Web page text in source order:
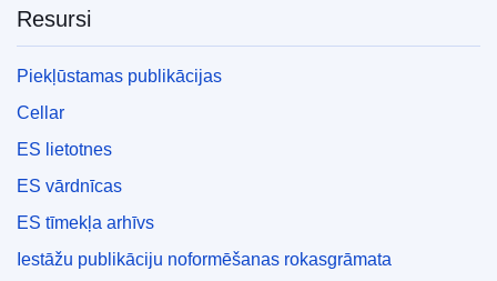
Resursi
Piekļūstamas publikācijas
Cellar
ES lietotnes
ES vārdnīcas
ES tīmekļa arhīvs
Iestāžu publikāciju noformēšanas rokasgrāmata